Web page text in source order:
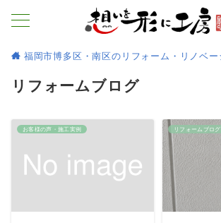
福岡市博多区・南区のリフォーム・リノベー
リフォームブログ
お客様の声・施工実例 リフォームブログ